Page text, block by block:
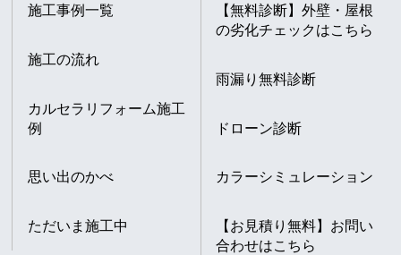
施工事例一覧
施工の流れ
カルセラリフォーム施工
例
思い出のかべ
ただいま施工中
【無料診断】外壁・屋根
の劣化チェックはこちら
雨漏り無料診断
ドローン診断
カラーシミュレーション
【お見積り無料】お問い
合わせはこちら